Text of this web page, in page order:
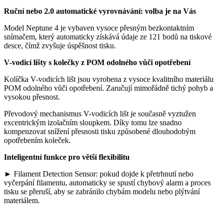
Ruční nebo 2.0 automatické vyrovnávání: volba je na Vás
Model Neptune 4 je vybaven vysoce přesným bezkontaktním
snímačem, který automaticky získává údaje ze 121 bodů na tiskové
desce, čímž zvyšuje úspěšnost tisku.
V-vodicí lišty s kolečky z POM odolného vůči opotřebení
Kolíčka V-vodicích lišt jsou vyrobena z vysoce kvalitního materiálu
POM odolného vůči opotřebení. Zaručují mimořádně tichý pohyb a
vysokou přesnost.
Převodový mechanismus V-vodicích lišt je současně vyztužen
excentrickým izolačním sloupkem. Díky tomu lze snadno
kompenzovat snížení přesnosti tisku způsobené dlouhodobým
opotřebením koleček.
Inteligentní funkce pro větší flexibilitu
► Filament Detection Sensor: pokud dojde k přetrhnutí nebo
vyčerpání filamentu, automaticky se spustí chybový alarm a proces
tisku se přeruší, aby se zabránilo chybám modelu nebo plýtvání
materiálem.